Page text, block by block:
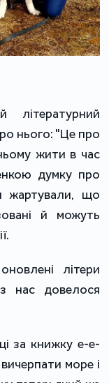
літературний
нього: "Це про
жити в час
думку про
жартували, що
й можуть
літери
нас довелося
за книжку е-е-
море і